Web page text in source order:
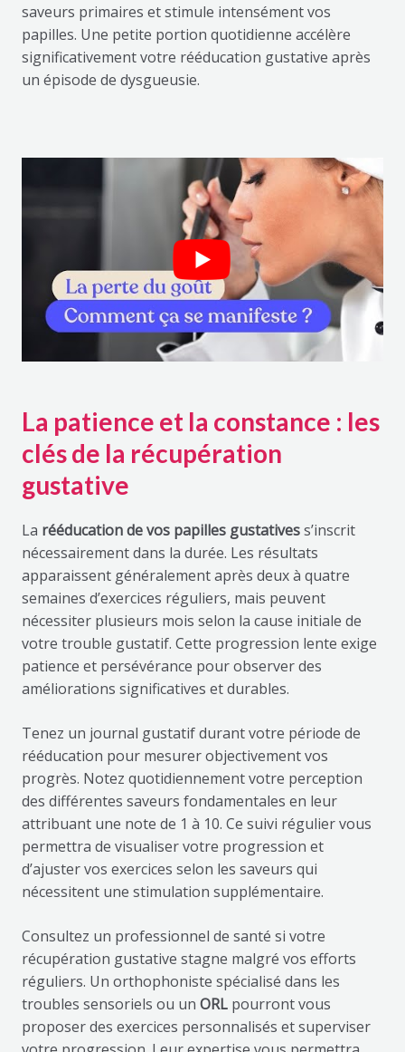
saveurs primaires et stimule intensément vos
papilles. Une petite portion quotidienne accélère
significativement votre rééducation gustative après
un épisode de dysgueusie.
La patience et la constance : les
clés de la récupération
gustative
La rééducationde vos papilles gustativess’inscrit
nécessairement dans la durée. Les résultats
apparaissent généralement après deux à quatre
semaines d’exercices réguliers, mais peuvent
nécessiter plusieurs mois selon la cause initiale de
votre trouble gustatif. Cette progression lente exige
patience et persévérance pour observer des
améliorations significatives et durables.
Tenez un journal gustatif durant votre période de
rééducation pour mesurer objectivement vos
progrès. Notez quotidiennement votre perception
des différentes saveurs fondamentales en leur
attribuant une note de 1 à 10. Ce suivi régulier vous
permettra de visualiser votre progression et
d’ajuster vos exercices selon les saveurs qui
nécessitent une stimulation supplémentaire.
Consultez un professionnel de santé si votre
récupération gustative stagne malgré vos efforts
réguliers. Un orthophoniste spécialisé dans les
troubles sensoriels ou un ORLpourront vous
proposer des exercices personnalisés et superviser